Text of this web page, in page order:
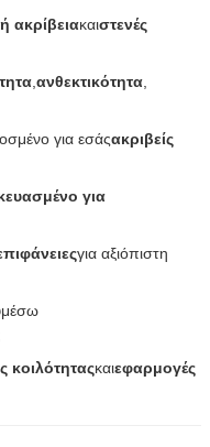
ακρίβειακαιστενές
ανθεκτικότητα
για εσάςακριβείς
για
για αξιόπιστη
μέσω
κοιλότηταςκαιεφαρμογές